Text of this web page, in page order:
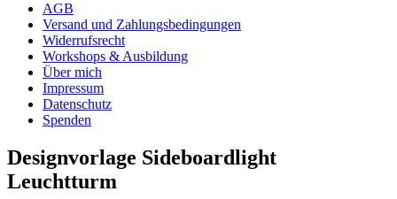
AGB
Versand und Zahlungsbedingungen
Widerrufsrecht
Workshops & Ausbildung
Über mich
Impressum
Datenschutz
Spenden
Designvorlage Sideboardlight
Leuchtturm